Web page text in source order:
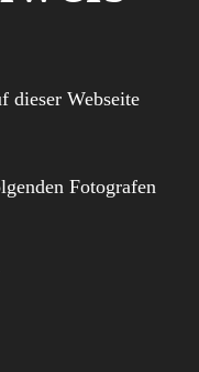
dieser Webseite
Fotografen